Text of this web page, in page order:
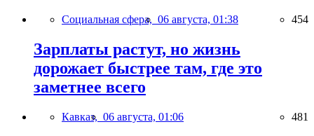
Социальная сфера, 06 августа, 01:38 454
Зарплаты растут, но жизнь
дорожает быстрее там, где это
заметнее всего
Кавказ, 06 августа, 01:06 481